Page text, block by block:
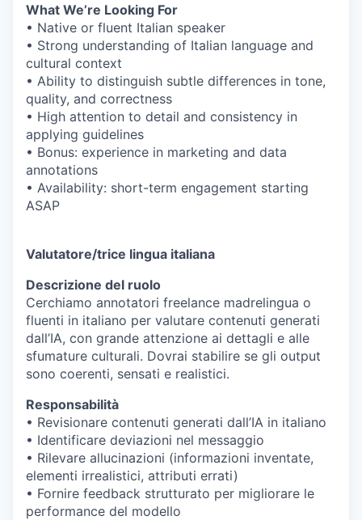
What We’re Looking For
• Native or fluent Italian speaker
• Strong understanding of Italian language and
cultural context
• Ability to distinguish subtle differences in tone,
quality, and correctness
• High attention to detail and consistency in
applying guidelines
• Bonus: experience in marketing and data
annotations
• Availability: short-term engagement starting
ASAP
Valutatore/trice lingua italiana
Descrizione del ruolo
Cerchiamo annotatori freelance madrelingua o
fluenti in italiano per valutare contenuti generati
dall’IA, con grande attenzione ai dettagli e alle
sfumature culturali. Dovrai stabilire se gli output
sono coerenti, sensati e realistici.
Responsabilità
• Revisionare contenuti generati dall’IA in italiano
• Identificare deviazioni nel messaggio
• Rilevare allucinazioni (informazioni inventate,
elementi irrealistici, attributi errati)
• Fornire feedback strutturato per migliorare le
performance del modello